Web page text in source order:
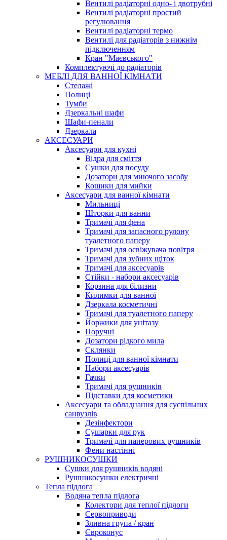
Вентилі радіаторні одно- і двотрубні
Вентилі радіаторні простий
регулювання
Вентилі радіаторні термо
Вентилі для радіаторів з нижнім
підключенням
Кран "Маєвського"
Комплектуючі до радіаторів
МЕБЛІ ДЛЯ ВАННОЇ КІМНАТИ
Стелажі
Полиці
Тумби
Дзеркальні шафи
Шафи-пенали
Дзеркала
АКСЕСУАРИ
Аксесуари для кухні
Відра для сміття
Сушки для посуду
Дозатори для миючого засобу
Кошики для мийки
Аксесуари для ванної кімнати
Мильниці
Шторки для ванни
Тримачі для фена
Тримачі для запасного рулону
туалетного паперу
Тримачі для освіжувача повітря
Тримачі для зубних щіток
Тримачі для аксесуарів
Стійки - набори аксесуарів
Корзина для білизни
Килимки для ванної
Дзеркала косметичні
Тримачі для туалетного паперу
Йоржики для унітазу
Поручні
Дозатори рідкого мила
Склянки
Полиці для ванної кімнати
Набори аксесуарів
Гачки
Тримачі для рушників
Підставки для косметики
Аксесуари та обладнання для суспільних
санвузлів
Дезінфектори
Сушарки для рук
Тримачі для паперових рушників
Фени настінні
РУШНИКОСУШКИ
Сушки для рушників водяні
Рушникосушки електричні
Тепла підлога
Водяна тепла підлога
Колектори для теплої підлоги
Сервоприводи
Зливна група / кран
Євроконус